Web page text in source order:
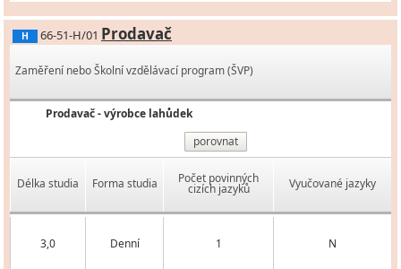
H 66-51-H/01 Prodavač
Zaměření nebo Školní vzdělávací program (ŠVP)
Prodavač - výrobce lahůdek
porovnat
Délka studia Forma studia Počet povinných
cizích jazyků Vyučované jazyky
3,0 Denní 1 N